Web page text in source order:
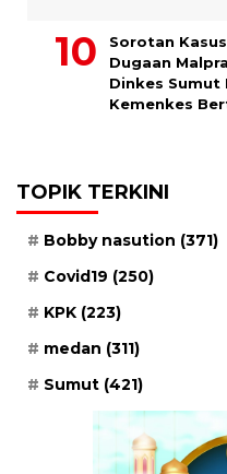
Sorotan
Dugaan
Dinkes Sumut
Kemenkes
TOPIK TERKINI
Bobby nasution (371)
Covid19 (250)
KPK (223)
medan (311)
Sumut (421)